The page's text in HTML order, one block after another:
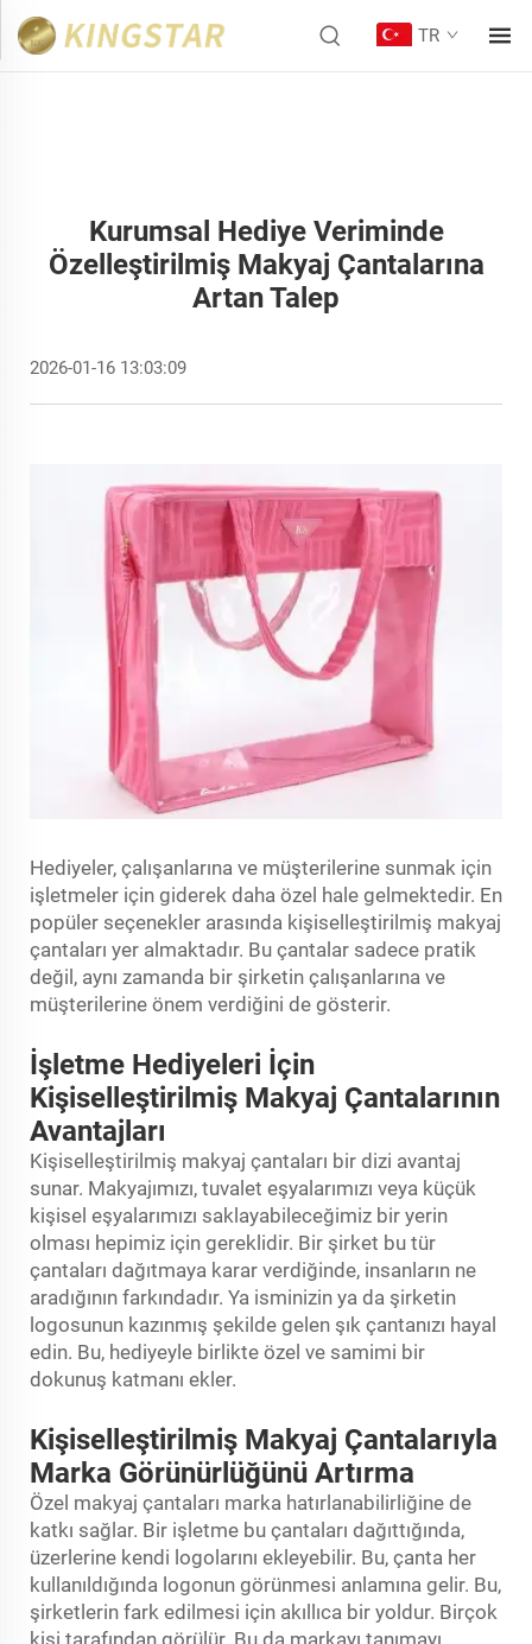
TR
Kurumsal Hediye Veriminde
Özelleştirilmiş Makyaj Çantalarına
Artan Talep
2026-01-16 13:03:09
Hediyeler, çalışanlarına ve müşterilerine sunmak için
işletmeler için giderek daha özel hale gelmektedir. En
popüler seçenekler arasında kişiselleştirilmiş makyaj
çantaları yer almaktadır. Bu çantalar sadece pratik
değil, aynı zamanda bir şirketin çalışanlarına ve
müşterilerine önem verdiğini de gösterir.
İşletme Hediyeleri İçin
Kişiselleştirilmiş Makyaj Çantalarının
Avantajları
Kişiselleştirilmiş makyaj çantaları bir dizi avantaj
sunar. Makyajımızı, tuvalet eşyalarımızı veya küçük
kişisel eşyalarımızı saklayabileceğimiz bir yerin
olması hepimiz için gereklidir. Bir şirket bu tür
çantaları dağıtmaya karar verdiğinde, insanların ne
aradığının farkındadır. Ya isminizin ya da şirketin
logosunun kazınmış şekilde gelen şık çantanızı hayal
edin. Bu, hediyeyle birlikte özel ve samimi bir
dokunuş katmanı ekler.
Kişiselleştirilmiş Makyaj Çantalarıyla
Marka Görünürlüğünü Artırma
Özel makyaj çantaları marka hatırlanabilirliğine de
katkı sağlar. Bir işletme bu çantaları dağıttığında,
üzerlerine kendi logolarını ekleyebilir. Bu, çanta her
kullanıldığında logonun görünmesi anlamına gelir. Bu,
şirketlerin fark edilmesi için akıllıca bir yoldur. Birçok
kişi tarafından görülür. Bu da markayı tanımayı